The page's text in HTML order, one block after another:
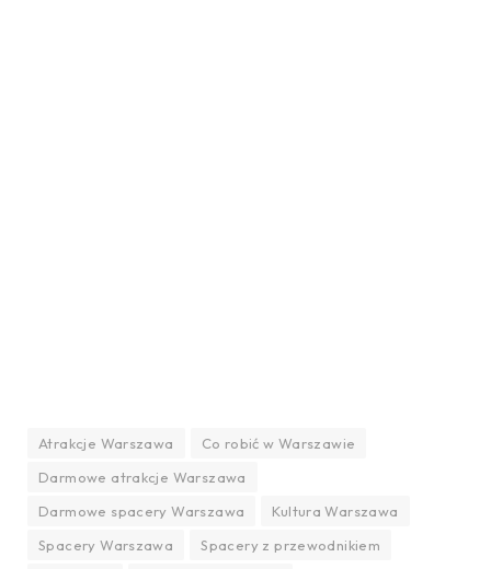
Atrakcje Warszawa
Co robić w Warszawie
Darmowe atrakcje Warszawa
Darmowe spacery Warszawa
Kultura Warszawa
Spacery Warszawa
Spacery z przewodnikiem